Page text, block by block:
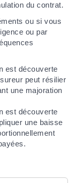
du contrat.
ou si vous
ou par
est découverte
peut résilier
une majoration
est découverte
une baisse